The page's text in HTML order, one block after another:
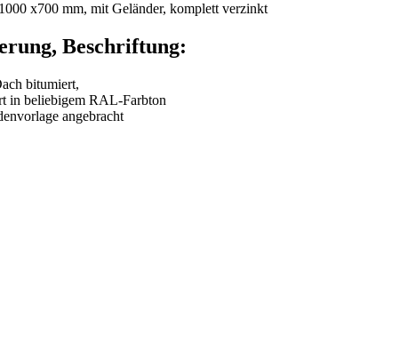
x700 mm, mit Geländer, komplett verzinkt
Beschriftung:
bitumiert,
in beliebigem RAL-Farbton
angebracht